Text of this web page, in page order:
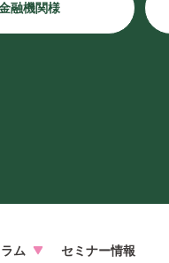
融機関様
ム セミナー情報